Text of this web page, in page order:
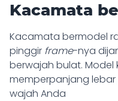
Kacamata
Kacamata bermodel
pinggir frame-nya
berwajah bulat.
memperpanjang
wajah Anda